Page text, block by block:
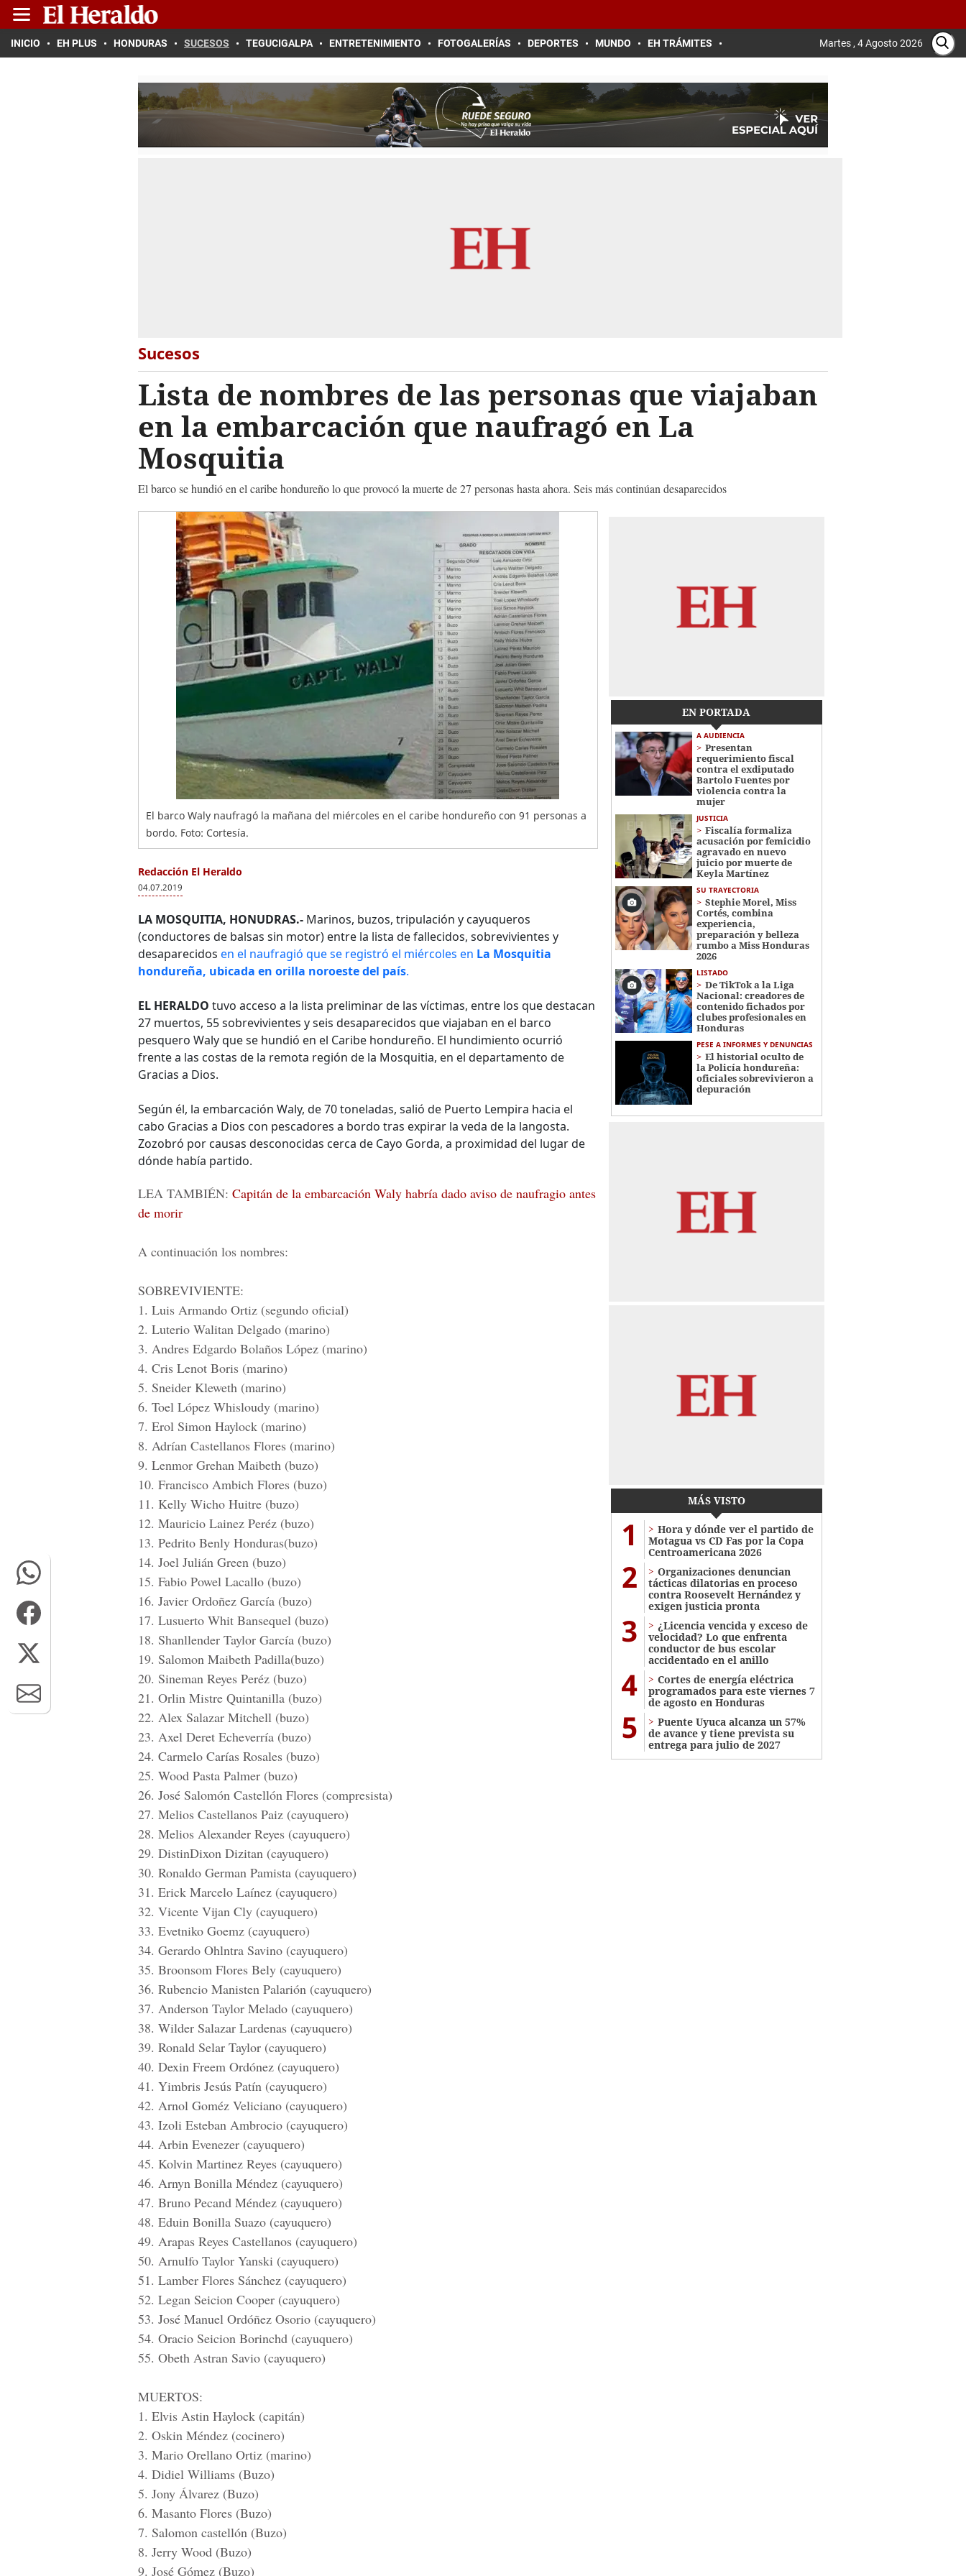
INICIO EH PLUS HONDURAS SUCESOS TEGUCIGALPA ENTRETENIMIENTO FOTOGALERÍAS DEPORTES MUNDO EH TRÁMITES Martes , 4 Agosto 2026
Sucesos
Lista de nombres de las personas que viajaban
en la embarcación que naufragó en La
Mosquitia
El barco se hundió en el caribe hondureño lo que provocó la muerte de 27 personas hasta ahora. Seis más continúan desaparecidos
El barco Waly naufragó la mañana del miércoles en el caribe hondureño con 91 personas a
bordo. Foto: Cortesía.
Redacción El Heraldo
04.07.2019
LA MOSQUITIA, HONUDRAS.- Marinos, buzos, tripulación y cayuqueros
(conductores de balsas sin motor) entre la lista de fallecidos, sobrevivientes y
desaparecidos en el naufragió que se registró el miércoles en La Mosquitia
hondureña, ubicada en orilla noroeste del país.
EL HERALDO tuvo acceso a la lista preliminar de las víctimas, entre los que destacan
27 muertos, 55 sobrevivientes y seis desaparecidos que viajaban en el barco
pesquero Waly que se hundió en el Caribe hondureño. El hundimiento ocurrió
frente a las costas de la remota región de la Mosquitia, en el departamento de
Gracias a Dios.
Según él, la embarcación Waly, de 70 toneladas, salió de Puerto Lempira hacia el
cabo Gracias a Dios con pescadores a bordo tras expirar la veda de la langosta.
Zozobró por causas desconocidas cerca de Cayo Gorda, a proximidad del lugar de
dónde había partido.
LEA TAMBIÉN: Capitán de la embarcación Waly habría dado aviso de naufragio antes
de morir
A continuación los nombres:
SOBREVIVIENTE:
1. Luis Armando Ortiz (segundo oficial)
2. Luterio Walitan Delgado (marino)
3. Andres Edgardo Bolaños López (marino)
4. Cris Lenot Boris (marino)
5. Sneider Kleweth (marino)
6. Toel López Whisloudy (marino)
7. Erol Simon Haylock (marino)
8. Adrían Castellanos Flores (marino)
9. Lenmor Grehan Maibeth (buzo)
10. Francisco Ambich Flores (buzo)
11. Kelly Wicho Huitre (buzo)
12. Mauricio Lainez Peréz (buzo)
13. Pedrito Benly Honduras(buzo)
14. Joel Julián Green (buzo)
15. Fabio Powel Lacallo (buzo)
16. Javier Ordoñez García (buzo)
17. Lusuerto Whit Bansequel (buzo)
18. Shanllender Taylor García (buzo)
19. Salomon Maibeth Padilla(buzo)
20. Sineman Reyes Peréz (buzo)
21. Orlin Mistre Quintanilla (buzo)
22. Alex Salazar Mitchell (buzo)
23. Axel Deret Echeverría (buzo)
24. Carmelo Carías Rosales (buzo)
25. Wood Pasta Palmer (buzo)
26. José Salomón Castellón Flores (compresista)
27. Melios Castellanos Paiz (cayuquero)
28. Melios Alexander Reyes (cayuquero)
29. DistinDixon Dizitan (cayuquero)
30. Ronaldo German Pamista (cayuquero)
31. Erick Marcelo Laínez (cayuquero)
32. Vicente Vijan Cly (cayuquero)
33. Evetniko Goemz (cayuquero)
34. Gerardo Ohlntra Savino (cayuquero)
35. Broonsom Flores Bely (cayuquero)
36. Rubencio Manisten Palarión (cayuquero)
37. Anderson Taylor Melado (cayuquero)
38. Wilder Salazar Lardenas (cayuquero)
39. Ronald Selar Taylor (cayuquero)
40. Dexin Freem Ordónez (cayuquero)
41. Yimbris Jesús Patín (cayuquero)
42. Arnol Goméz Veliciano (cayuquero)
43. Izoli Esteban Ambrocio (cayuquero)
44. Arbin Evenezer (cayuquero)
45. Kolvin Martinez Reyes (cayuquero)
46. Arnyn Bonilla Méndez (cayuquero)
47. Bruno Pecand Méndez (cayuquero)
48. Eduin Bonilla Suazo (cayuquero)
49. Arapas Reyes Castellanos (cayuquero)
50. Arnulfo Taylor Yanski (cayuquero)
51. Lamber Flores Sánchez (cayuquero)
52. Legan Seicion Cooper (cayuquero)
53. José Manuel Ordóñez Osorio (cayuquero)
54. Oracio Seicion Borinchd (cayuquero)
55. Obeth Astran Savio (cayuquero)
MUERTOS:
1. Elvis Astin Haylock (capitán)
2. Oskin Méndez (cocinero)
3. Mario Orellano Ortiz (marino)
4. Didiel Williams (Buzo)
5. Jony Álvarez (Buzo)
6. Masanto Flores (Buzo)
7. Salomon castellón (Buzo)
8. Jerry Wood (Buzo)
9. José Gómez (Buzo)
EN PORTADA
A AUDIENCIA
Presentan
requerimiento fiscal
contra el exdiputado
Bartolo Fuentes por
violencia contra la
mujer
JUSTICIA
Fiscalía formaliza
acusación por femicidio
agravado en nuevo
juicio por muerte de
Keyla Martínez
SU TRAYECTORIA
Stephie Morel, Miss
Cortés, combina
experiencia,
preparación y belleza
rumbo a Miss Honduras
2026
LISTADO
De TikTok a la Liga
Nacional: creadores de
contenido fichados por
clubes profesionales en
Honduras
PESE A INFORMES Y DENUNCIAS
El historial oculto de
la Policía hondureña:
oficiales sobrevivieron a
depuración
MÁS VISTO
1
Hora y dónde ver el partido de
Motagua vs CD Fas por la Copa
Centroamericana 2026
2
Organizaciones denuncian
tácticas dilatorias en proceso
contra Roosevelt Hernández y
exigen justicia pronta
3
¿Licencia vencida y exceso de
velocidad? Lo que enfrenta
conductor de bus escolar
accidentado en el anillo
4
Cortes de energía eléctrica
programados para este viernes 7
de agosto en Honduras
5
Puente Uyuca alcanza un 57%
de avance y tiene prevista su
entrega para julio de 2027